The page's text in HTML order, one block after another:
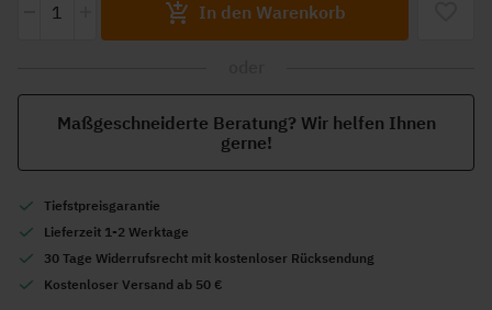
In den Warenkorb
Maßgeschneiderte Beratung? Wir helfen Ihnen
gerne!
Tiefstpreisgarantie
Lieferzeit 1-2 Werktage
30 Tage Widerrufsrecht mit kostenloser Rücksendung
Kostenloser Versand ab 50 €